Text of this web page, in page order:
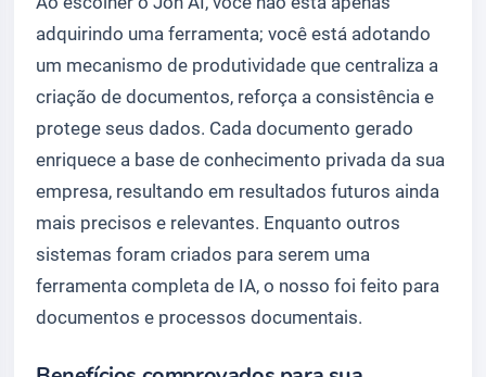
adquirindo uma ferramenta; você está adotando
um mecanismo de produtividade que centraliza a
criação de documentos, reforça a consistência e
protege seus dados. Cada documento gerado
enriquece a base de conhecimento privada da sua
empresa, resultando em resultados futuros ainda
mais precisos e relevantes. Enquanto outros
sistemas foram criados para serem uma
ferramenta completa de IA, o nosso foi feito para
documentos e processos documentais.